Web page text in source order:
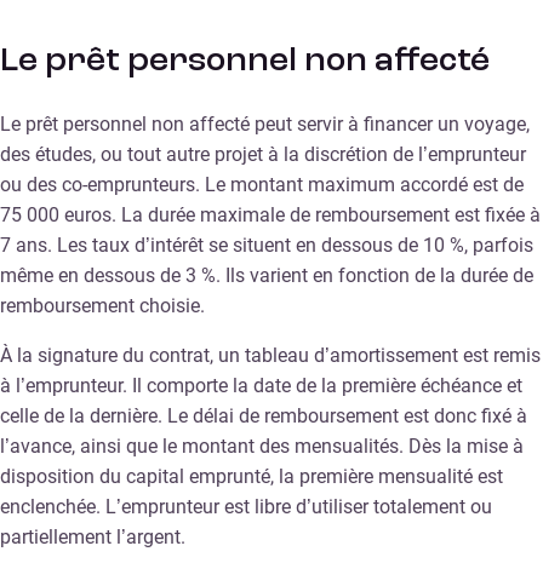
Le prêt personnel non affecté
Le prêt personnel non affecté peut servir à financer un voyage,
des études, ou tout autre projet à la discrétion de l’emprunteur
ou des co-emprunteurs. Le montant maximum accordé est de
75 000 euros. La durée maximale de remboursement est fixée à
7 ans. Les taux d’intérêt se situent en dessous de 10 %, parfois
même en dessous de 3 %. Ils varient en fonction de la durée de
remboursement choisie.
À la signature du contrat, un tableau d’amortissement est remis
à l’emprunteur. Il comporte la date de la première échéance et
celle de la dernière. Le délai de remboursement est donc fixé à
l’avance, ainsi que le montant des mensualités. Dès la mise à
disposition du capital emprunté, la première mensualité est
enclenchée. L’emprunteur est libre d’utiliser totalement ou
partiellement l’argent.